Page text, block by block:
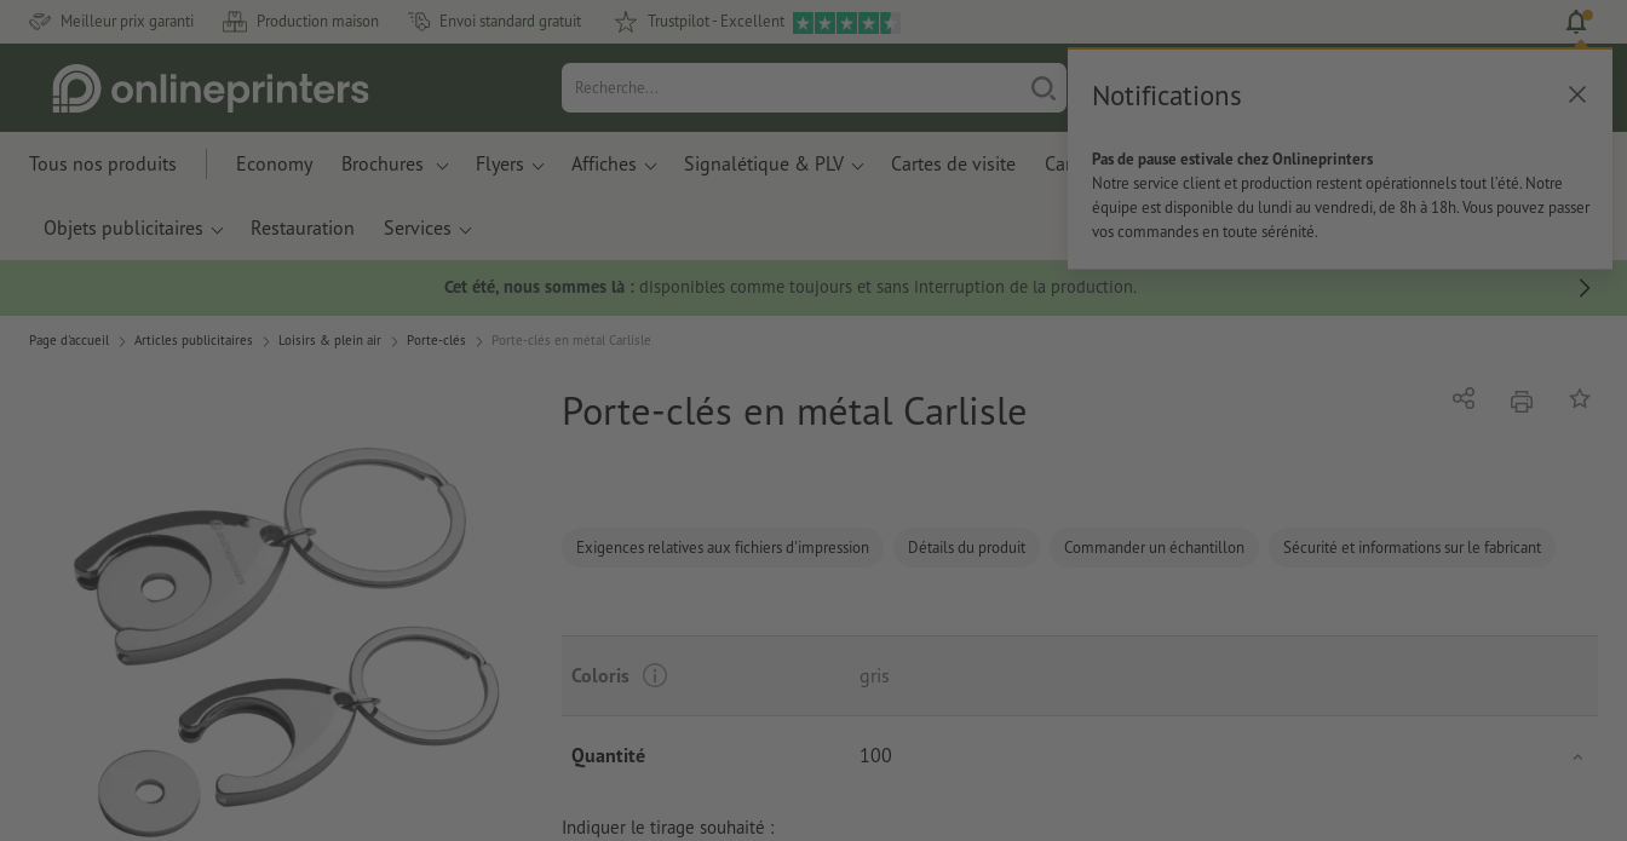
Meilleur prix garanti Production maison Envoi standard gratuit Trustpilot - Excellent
Notifications
Pas de pause estivale chez Onlineprinters
Notre service client et production restent opérationnels tout l’été. Notre
équipe est disponible du lundi au vendredi, de 8h à 18h. Vous pouvez passer
vos commandes en toute sérénité.
Panier
Tous nos produits Economy Brochures Flyers Affiches Signalétique & PLV Cartes de visite Carterie Papeterie Autocollants
Objets publicitaires Restauration Services
Cet été, nous sommes là :disponibles comme toujours et sans interruption de la production.
Page d'accueil Articles publicitaires Loisirs & plein air Porte-clés Porte-clés en métal Carlisle
Porte-clés en métal Carlisle
Exigences relatives aux fichiers d'impression Détails du produit Commander un échantillon Sécurité et informations sur le fabricant
Partagerimprimer
Coloris gris
Quantité 100
Indiquer le tirage souhaité :